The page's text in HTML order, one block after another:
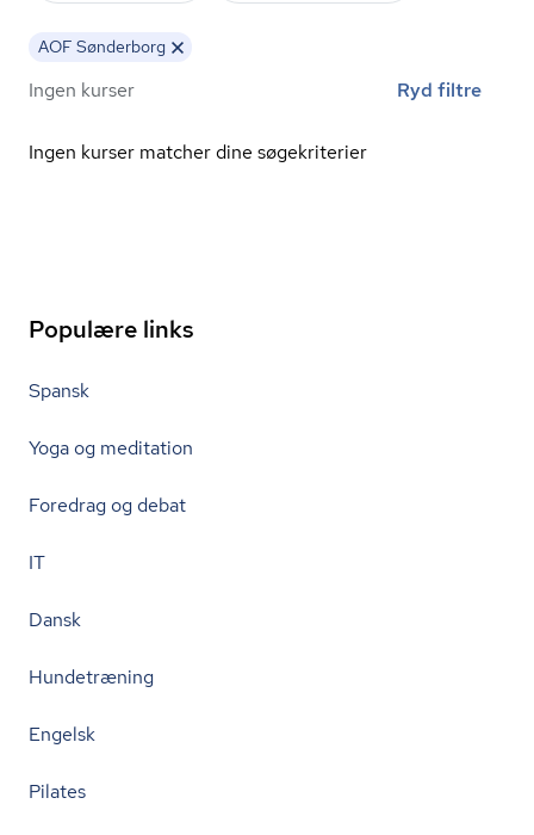
AOF Sønderborg
Ingen kurser Ryd filtre
Ingen kurser matcher dine søgekriterier
Populære links
Spansk
Yoga og meditation
Foredrag og debat
IT
Dansk
Hundetræning
Engelsk
Pilates